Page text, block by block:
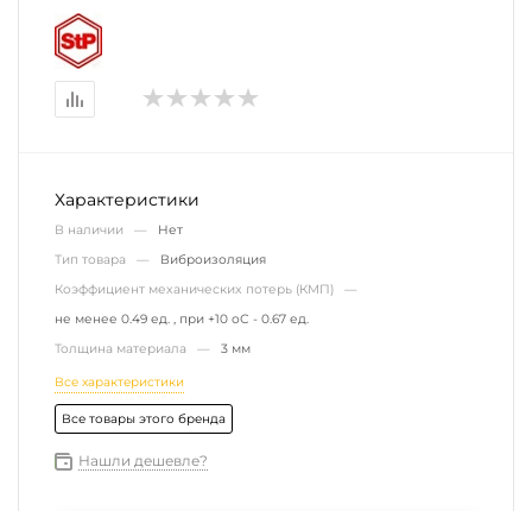
Характеристики
В наличии — Нет
Тип товара — Виброизоляция
Коэффициент механических потерь (КМП) —
не менее 0.49 ед. , при +10 оС - 0.67 ед.
Толщина материала — 3 мм
Все характеристики
Все товары этого бренда
Нашли дешевле?